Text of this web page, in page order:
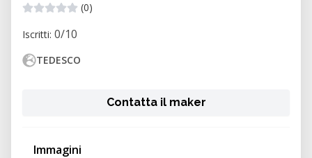
(0)
Iscritti: 0/10
TEDESCO
Contatta il maker
Immagini